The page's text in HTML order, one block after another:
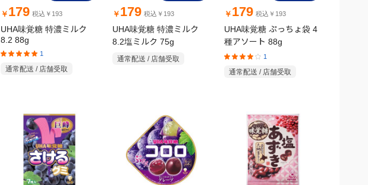
￥ 179 税込￥193
UHA味覚糖 特濃ミルク
8.2 88g
1
通常配送 / 店舗受取
￥ 179 税込￥193
UHA味覚糖 特濃ミルク
8.2塩ミルク 75g
通常配送 / 店舗受取
￥ 179 税込￥193
UHA味覚糖 ぷっちょ袋 4
種アソート 88g
1
通常配送 / 店舗受取